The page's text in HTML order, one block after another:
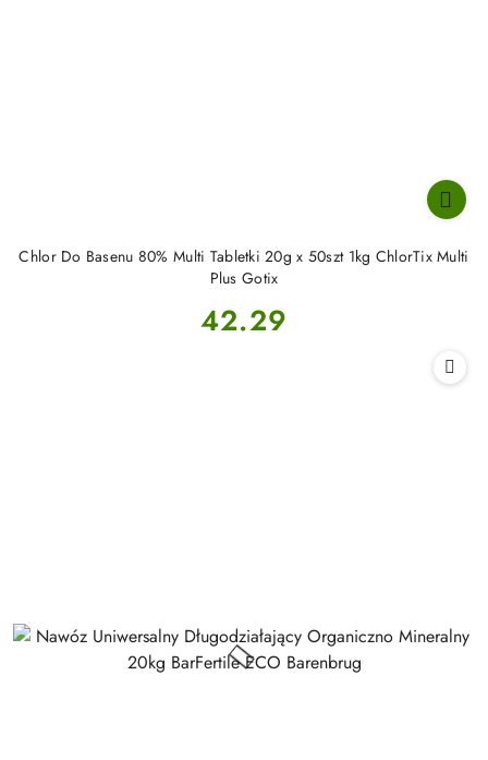
Chlor Do Basenu 80% Multi Tabletki 20g x 50szt 1kg ChlorTix Multi
Plus Gotix
Cena:
42.29